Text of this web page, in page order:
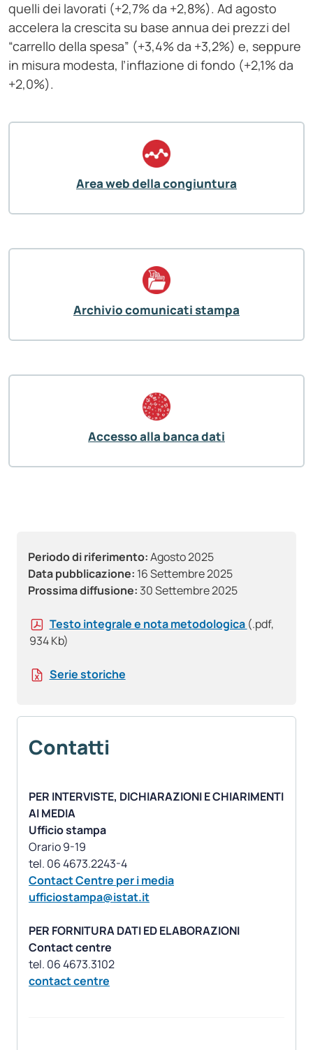
Periodo di riferimento:Agosto 2025
Data pubblicazione: 16 Settembre 2025
Prossima diffusione: 30 Settembre 2025
Testo integrale e nota metodologica (.pdf,
934 Kb)
Serie storiche
Contatti
PER INTERVISTE, DICHIARAZIONI E CHIARIMENTI
AI MEDIA
Ufficio stampa
Orario 9-19
Contact Centre per i media
ufficiostampa@istat.it
PER FORNITURA DATI ED ELABORAZIONI
Contact centre
contact centre
quelli dei lavorati (+2,7% da +2,8%). Ad agosto
accelera la crescita su base annua dei prezzi del
“carrello della spesa” (+3,4% da +3,2%) e, seppure
in misura modesta, l’inflazione di fondo (+2,1% da
+2,0%).
Area web della congiuntura
Archivio comunicati stampa
Accesso alla banca dati